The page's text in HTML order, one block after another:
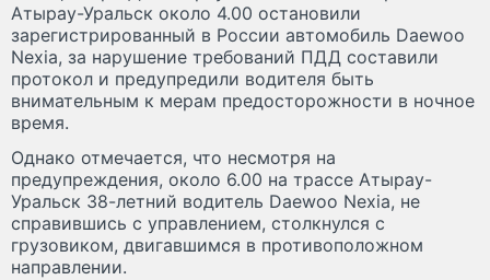
Атырау-Уральск около 4.00 остановили
зарегистрированный в России автомобиль Daewoo
Nexia, за нарушение требований ПДД составили
протокол и предупредили водителя быть
внимательным к мерам предосторожности в ночное
время.
Однако отмечается, что несмотря на
предупреждения, около 6.00 на трассе Атырау-
Уральск 38-летний водитель Daewoo Nexia, не
справившись с управлением, столкнулся с
грузовиком, двигавшимся в противоположном
направлении.